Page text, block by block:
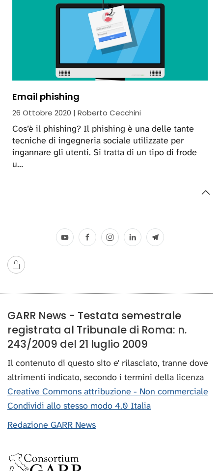
Email phishing
26 Ottobre 2020 | Roberto Cecchini
Cos’è il phishing? Il phishing è una delle tante
tecniche di ingegneria sociale utilizzate per
ingannare gli utenti. Si tratta di un tipo di frode
u…
GARR News - Testata semestrale
registrata al Tribunale di Roma: n.
243/2009 del 21 luglio 2009
Il contenuto di questo sito e' rilasciato, tranne dove
altrimenti indicato, secondo i termini della licenza
Creative Commons attribuzione - Non commerciale
Condividi allo stesso modo 4.0 Italia
Redazione GARR News